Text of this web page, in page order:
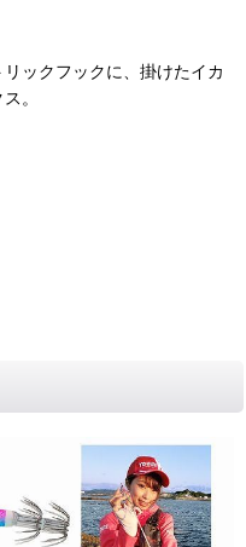
ックフックに、掛けたイカ
。